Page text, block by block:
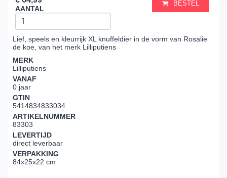
AANTAL
BESTEL
Lief, speels en kleurrijk XL knuffeldier in de vorm van Rosalie
de koe, van het merk Lilliputiens
MERK
Lilliputiens
VANAF
0 jaar
GTIN
5414834833034
ARTIKELNUMMER
83303
LEVERTIJD
direct leverbaar
VERPAKKING
84x25x22 cm